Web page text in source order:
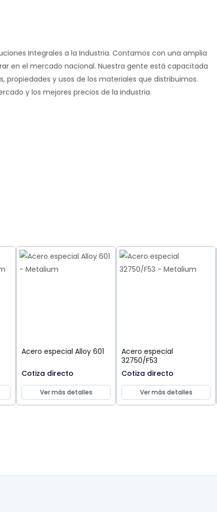
Integrales a la Industria. Contamos con una amplia
en el mercado nacional. Nuestra gente está capacitada
y usos de los materiales que distribuimos.
y los mejores precios de la industria.
Acero especial Alloy 601
Cotiza directo
Ver más detalles
Acero especial
32750/F53
Cotiza directo
Ver más detalles